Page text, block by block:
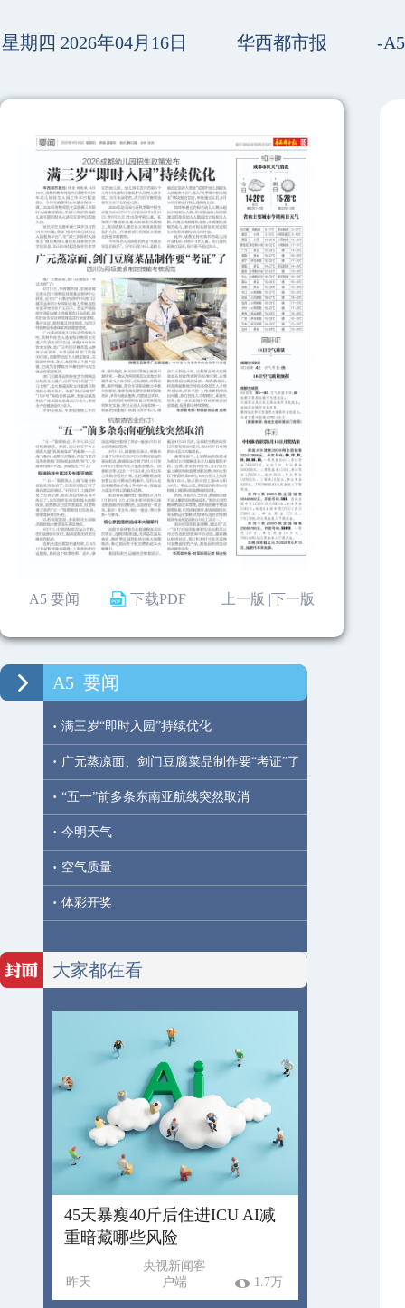
星期四 2026年04月16日 华西都市报 -
A5 要闻 下载PDF 下一版
上一版 |
A5 要闻
· 满三岁“即时入园”持续优化
· 广元蒸凉面、剑门豆腐菜品制作要“考证”了
· “五一”前多条东南亚航线突然取消
· 今明天气
· 空气质量
· 体彩开奖
大家都在看
45天暴瘦40斤后住进ICU AI减
重暗藏哪些风险
昨天
央视新闻客
户端
1.7万